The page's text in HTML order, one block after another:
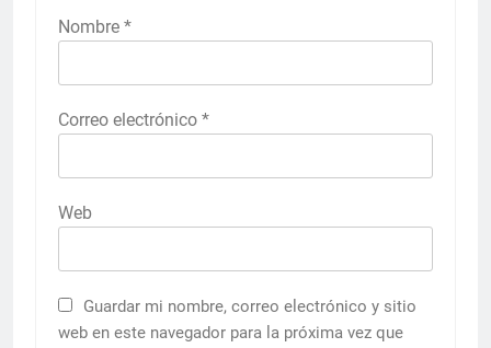
Nombre *
Correo electrónico *
Web
Guardar mi nombre, correo electrónico y sitio
web en este navegador para la próxima vez que